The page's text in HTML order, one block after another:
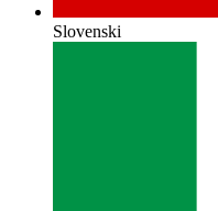
Slovenski